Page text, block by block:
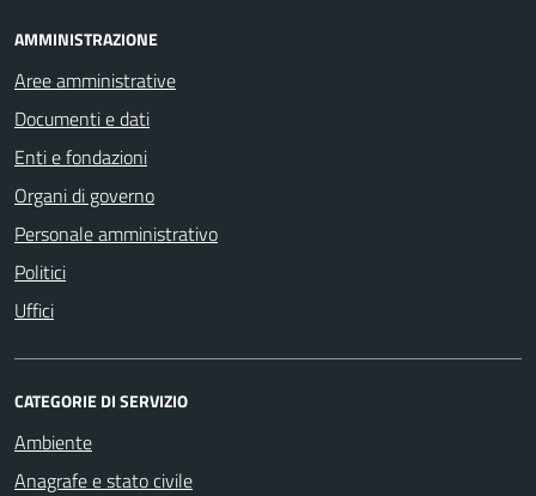
AMMINISTRAZIONE
Aree amministrative
Documenti e dati
Enti e fondazioni
Organi di governo
Personale amministrativo
Politici
Uffici
CATEGORIE DI SERVIZIO
Ambiente
Anagrafe e stato civile